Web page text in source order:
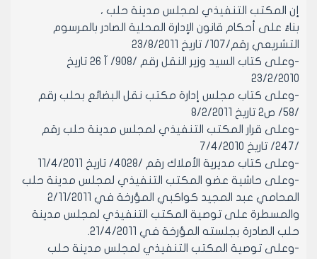
إن المكتب التنفيذي لمجلس مدينة حلب ،
بناءً على أحكام قانون الإدارة المحلية الصادر بالمرسوم
التشريعي رقم/107/ تاريخ 23/8/2011
-وعلى كتاب السيد وزير النقل رقم /908/ آ 26 تاريخ
23/2/2010
-وعلى كتاب مجلس إدارة مكتب نقل البضائع بحلب رقم
/58/ ص2 تاريخ 8/2/2011
-وعلى قرار المكتب التنفيذي لمجلس مدينة حلب رقم
/247/ تاريخ 7/4/2010
-وعلى كتاب مديرية الأملاك رقم /4028/ تاريخ 11/4/2011
-وعلى حاشية عضو المكتب التنفيذي لمجلس مدينة حلب
المحامي عبد المجيد كواكبي المؤرخة في 2/11/2011
والمسطرة على توصية المكتب التنفيذي لمجلس مدينة
حلب الصادرة بجلسته المؤرخة في 21/4/2011.
-وعلى توصية المكتب التنفيذي لمجلس مدينة حلب